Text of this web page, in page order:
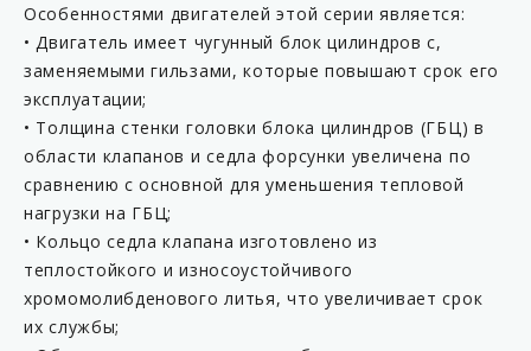
Особенностями двигателей этой серии является:
• Двигатель имеет чугунный блок цилиндров с,
заменяемыми гильзами, которые повышают срок его
эксплуатации;
• Толщина стенки головки блока цилиндров (ГБЦ) в
области клапанов и седла форсунки увеличена по
сравнению с основной для уменьшения тепловой
нагрузки на ГБЦ;
• Кольцо седла клапана изготовлено из
теплостойкого и износоустойчивого
хромомолибденового литья, что увеличивает срок
их службы;